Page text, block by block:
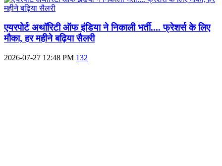
एयरपोर्ट अथॉरिटी ऑफ इंडिया ने निकाली भर्ती.... फ्रेशर्स के लिए
मौका, हर महीने बढ़िया सैलरी
2026-07-27 12:48 PM 132